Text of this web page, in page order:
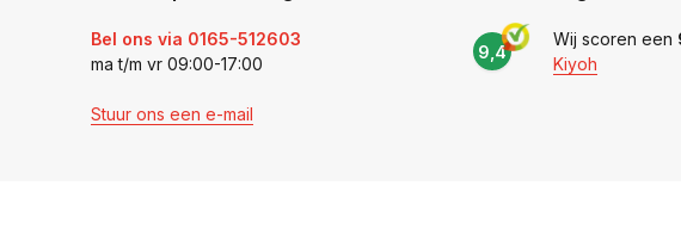
Bel ons via 0165-512603
ma t/m vr 09:00-17:00
Stuur ons een e-mail
9,4
Wij scoren een
Kiyoh